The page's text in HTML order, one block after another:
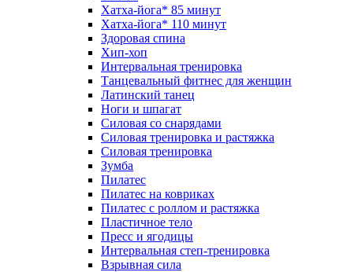
Хатха-йога* 85 минут
Хатха-йога* 110 минут
Здоровая спина
Хип-хоп
Интервальная тренировка
Танцевальный фитнес для женщин
Латинский танец
Ноги и шпагат
Силовая со снарядами
Силовая тренировка и растяжка
Силовая тренировка
Зумба
Пилатес
Пилатес на ковриках
Пилатес с роллом и растяжка
Пластичное тело
Пресс и ягодицы
Интервальная степ-тренировка
Взрывная сила